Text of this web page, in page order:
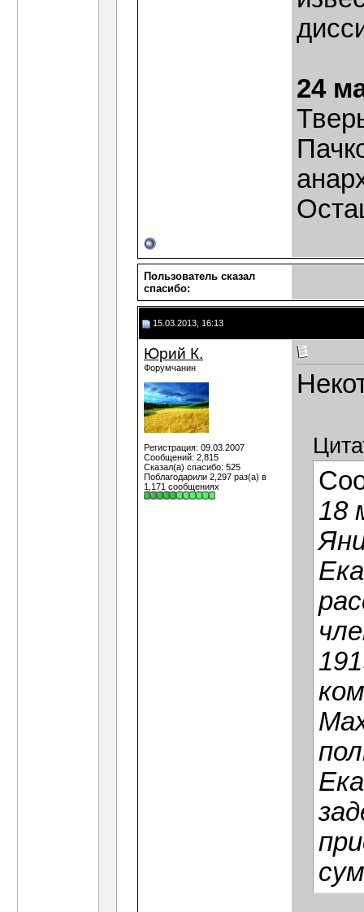
24
Пользователь сказал
cпасибо:
15.03.2013, 16:13
Юрий К.
Форумчанин
Регистрация: 09.03.2007
Сообщений: 2,815
Сказал(а) спасибо: 525
Поблагодарили 2,297 раз(а) в
1,171 сообщениях
18